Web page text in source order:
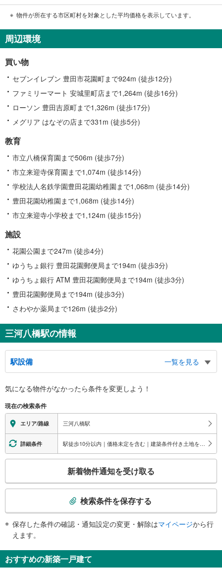
物件が所在する市区町村を対象とした平均価格を表示しています。
周辺環境
買い物
セブンイレブン 豊田市花園町まで924m (徒歩12分)
ファミリーマート 安城里町店まで1,264m (徒歩16分)
ローソン 豊田吉原町まで1,326m (徒歩17分)
メグリア はなぞの店まで331m (徒歩5分)
教育
市立八橋保育園まで506m (徒歩7分)
市立来迎寺保育園まで1,074m (徒歩14分)
学校法人名鉄学園豊田花園幼稚園まで1,068m (徒歩14分)
豊田花園幼稚園まで1,068m (徒歩14分)
市立来迎寺小学校まで1,124m (徒歩15分)
施設
花園公園まで247m (徒歩4分)
ゆうちょ銀行 豊田花園郵便局まで194m (徒歩3分)
ゆうちょ銀行 ATM 豊田花園郵便局まで194m (徒歩3分)
豊田花園郵便局まで194m (徒歩3分)
さわやか薬局まで126m (徒歩2分)
三河八橋駅の情報
駅設備
一覧を見る
※段差なしでの移動経路
地上⇔改札⇔ホーム：○
エレベータ
・ホーム⇔改札
トイレ
《多機能トイレ》
・点字案内（券売機・運賃表）
※駅員無配置駅（連絡先：豊田市駅）
気になる物件がなかったら条件を変更しよう！
現在の検索条件
エリア/路線 三河八橋駅
詳細条件 駅徒歩10分以内｜価格未定を含む｜建築条件付き土地を含む
検
知
を
新着物件通知を受け取る
検索条件を保存する
保存した条件の確認・通知設定の変更・解除はマイページから行
えます。
おすすめの新築一戸建て